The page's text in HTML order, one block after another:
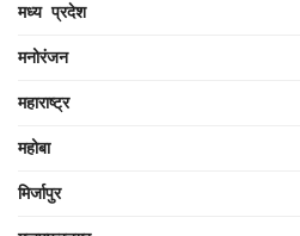
मध्य प्रदेश
मनोरंजन
महाराष्ट्र
महोबा
मिर्जापुर